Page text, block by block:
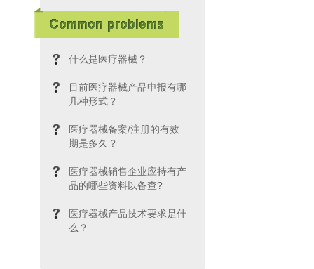
什么是医疗器械？
目前医疗器械产品申报有哪
几种形式？
医疗器械备案/注册的有效
期是多久？
医疗器械销售企业应持有产
品的哪些资料以备查?
医疗器械产品技术要求是什
么？